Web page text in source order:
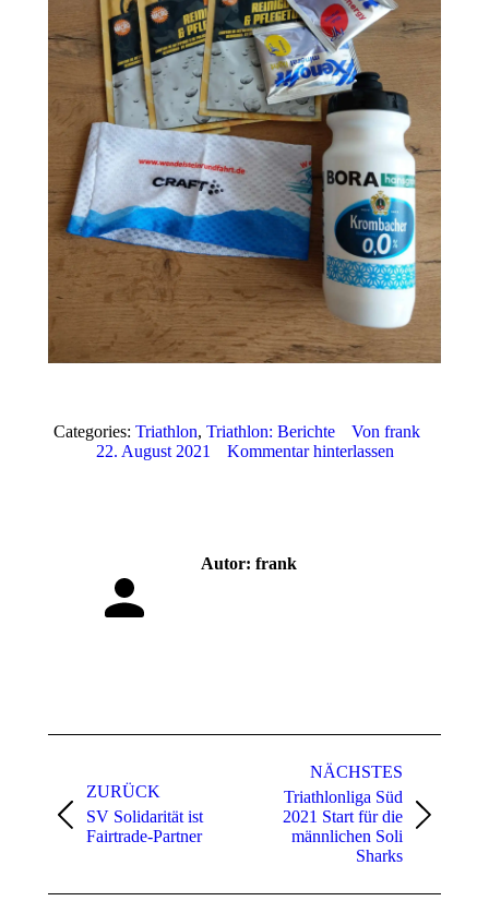
Categories: Triathlon, Triathlon: Berichte Von frank
22. August 2021
Kommentar hinterlassen
Autor: frank
ZURÜCK
Vorheriger
Beitrag:
SV Solidarität ist
Fairtrade-Partner
NÄCHSTES
Nächster
Beitrag:
Triathlonliga Süd
2021 Start für die
männlichen Soli
Sharks